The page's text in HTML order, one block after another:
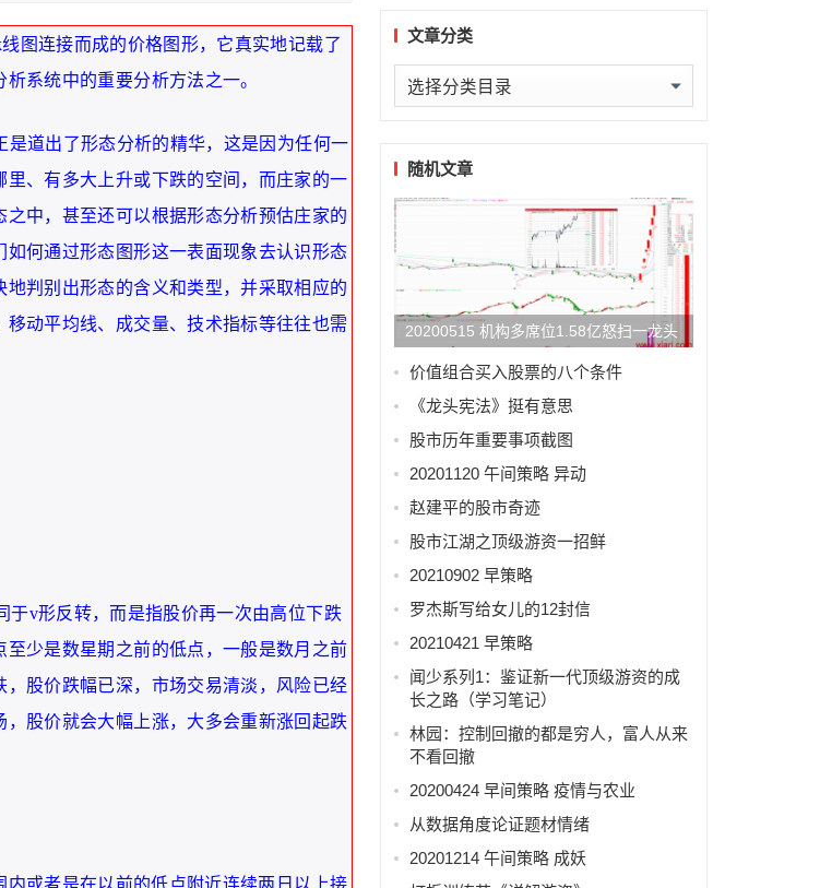
图连接而成的价格图形，它真实地记载了
系统中的重要分析方法之一。
道出了形态分析的精华，这是因为任何一
、有多大上升或下跌的空间，而庄家的一
中，甚至还可以根据形态分析预估庄家的
何通过形态图形这一表面现象去认识形态
判别出形态的含义和类型，并采取相应的
动平均线、成交量、技术指标等往往也需
于v形反转，而是指股价再一次由高位下跌
少是数星期之前的低点，一般是数月之前
股价跌幅已深，市场交易清淡，风险已经
股价就会大幅上涨，大多会重新涨回起跌
内或者是在以前的低点附近连续两日以上接
文章分类
文
章
类随机文章
20200515 机构多席位1.58亿怒扫一龙头
价值组合买入股票的八个条件
《龙头宪法》挺有意思
股市历年重要事项截图
20201120 午间策略 异动
赵建平的股市奇迹
股市江湖之顶级游资一招鲜
20210902 早策略
罗杰斯写给女儿的12封信
20210421 早策略
闻少系列1：鉴证新一代顶级游资的成
长之路（学习笔记）
林园：控制回撤的都是穷人，富人从来
不看回撤
20200424 早间策略 疫情与农业
从数据角度论证题材情绪
20201214 午间策略 成妖